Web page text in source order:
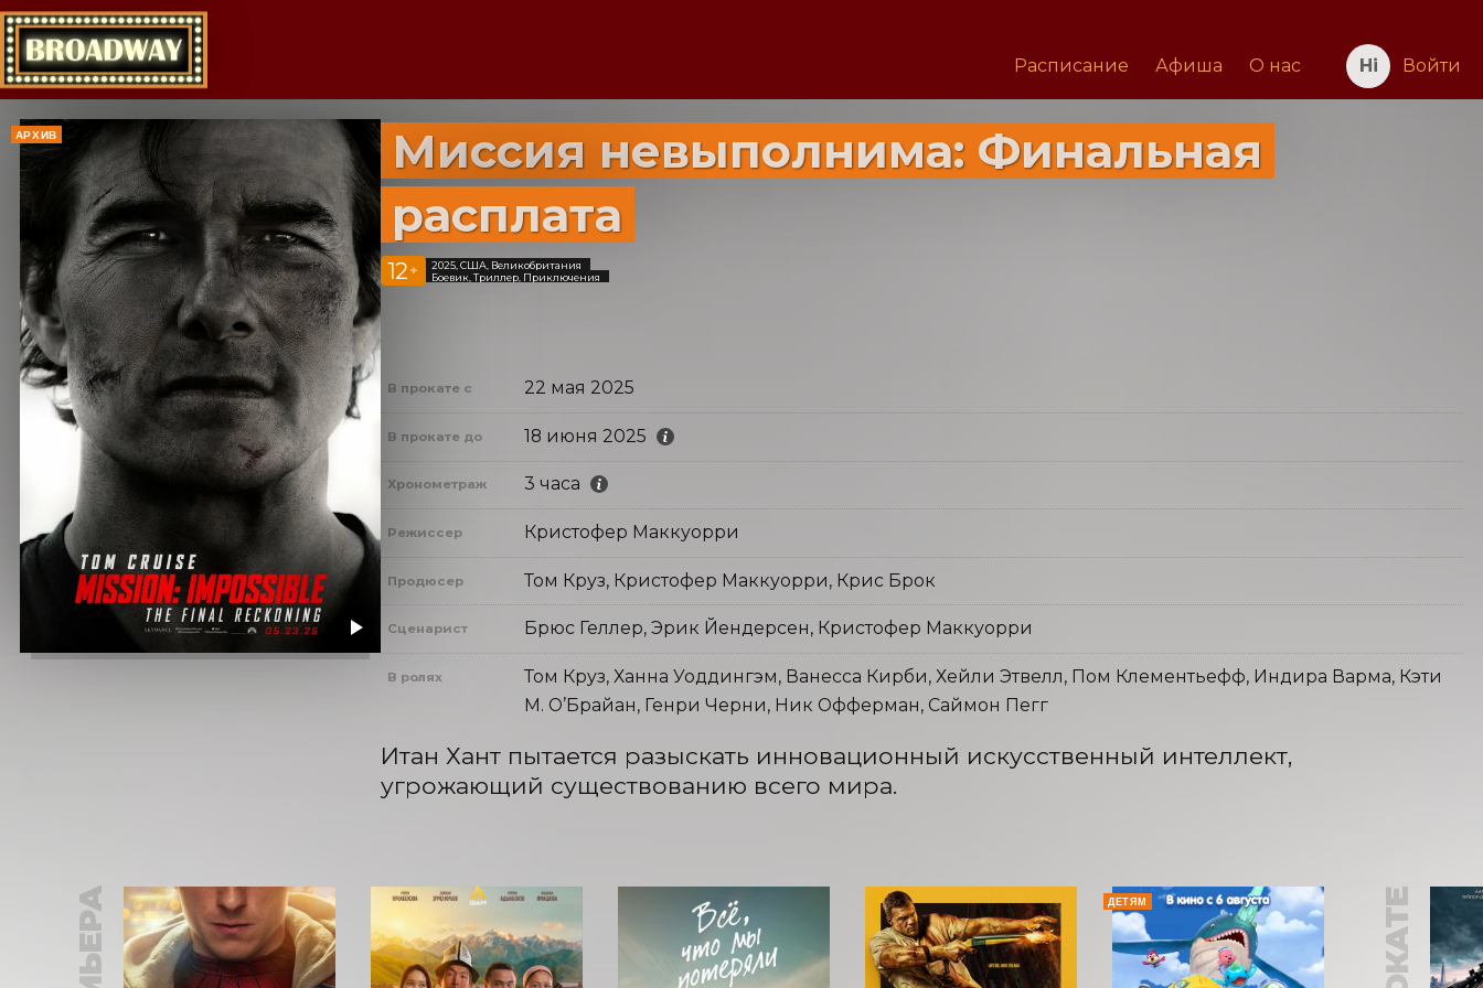
Расписание Афиша О нас Войти
АРХИВ
Миссия невыполнима: Финальная
расплата
12 +
2025, США, Великобритания
Боевик, Триллер, Приключения
В прокате с 22 мая 2025
В прокате до 18 июня 2025
Хронометраж 3 часа
Режиссер Кристофер Маккуорри
Продюсер Том Круз, Кристофер Маккуорри, Крис Брок
Сценарист Брюс Геллер, Эрик Йендерсен, Кристофер Маккуорри
В ролях
Том Круз, Ханна Уоддингэм, Ванесса Кирби, Хейли Этвелл, Пом Клементьефф, Индира Варма, Кэти
М. О’Брайан, Генри Черни, Ник Офферман, Саймон Пегг
Итан Хант пытается разыскать инновационный искусственный интеллект,
угрожающий существованию всего мира.
ДЕТЯМ